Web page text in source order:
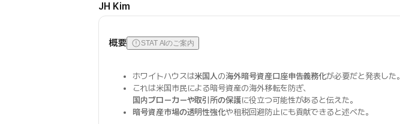
JH Kim
概要 STAT AIのご案内
ホワイトハウスは米国人の海外暗号資産口座申告義務化が必要だと発表した。
これは米国市民による暗号資産の海外移転を防ぎ、
国内ブローカーや取引所の保護に役立つ可能性があると伝えた。
暗号資産市場の透明性強化や租税回避防止にも貢献できると述べた。